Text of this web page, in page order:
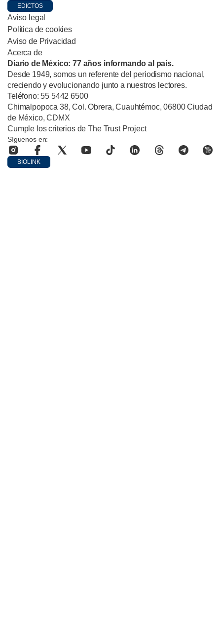
EDICTOS
Aviso legal
Política de cookies
Aviso de Privacidad
Acerca de
Diario de México: 77 años informando al país.
Desde 1949, somos un referente del periodismo nacional,
creciendo y evolucionando junto a nuestros lectores.
Teléfono: 55 5442 6500
Chimalpopoca 38, Col. Obrera, Cuauhtémoc, 06800 Ciudad
de México, CDMX
Cumple los criterios de The Trust Project
Síguenos en:
BIOLINK